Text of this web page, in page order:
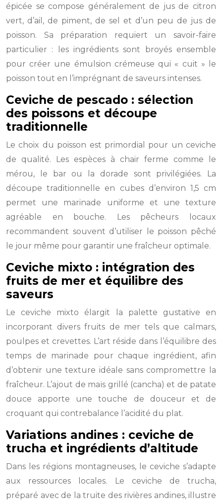
épicée se compose généralement de jus de citron
vert, d’ail, de piment, de sel et d’un peu de jus de
poisson. Sa préparation requiert un savoir-faire
particulier : les ingrédients sont broyés ensemble
pour créer une émulsion crémeuse qui « cuit » le
poisson tout en l’imprégnant de saveurs intenses.
Ceviche de pescado : sélection
des poissons et découpe
traditionnelle
Le choix du poisson est primordial pour un ceviche
de qualité. Les espèces à chair ferme comme le
mérou, le bar ou la dorade sont privilégiées. La
découpe traditionnelle en cubes d’environ 1,5 cm
permet une marinade uniforme et une texture
agréable en bouche. Les pêcheurs locaux
recommandent souvent d’utiliser le poisson pêché
le jour même pour garantir une fraîcheur optimale.
Ceviche mixto : intégration des
fruits de mer et équilibre des
saveurs
Le ceviche mixto élargit la palette gustative en
incorporant divers fruits de mer tels que calmars,
poulpes et crevettes. L’art réside dans l’équilibre des
temps de marinade pour chaque ingrédient, afin
d’obtenir une texture idéale sans compromettre la
fraîcheur. L’ajout de maïs grillé (cancha) et de patate
douce apporte une touche de douceur et de
croquant qui contrebalance l’acidité du plat.
Variations andines : ceviche de
trucha et ingrédients d’altitude
Dans les régions montagneuses, le ceviche s’adapte
aux ressources locales. Le ceviche de trucha,
préparé avec de la truite des rivières andines, illustre